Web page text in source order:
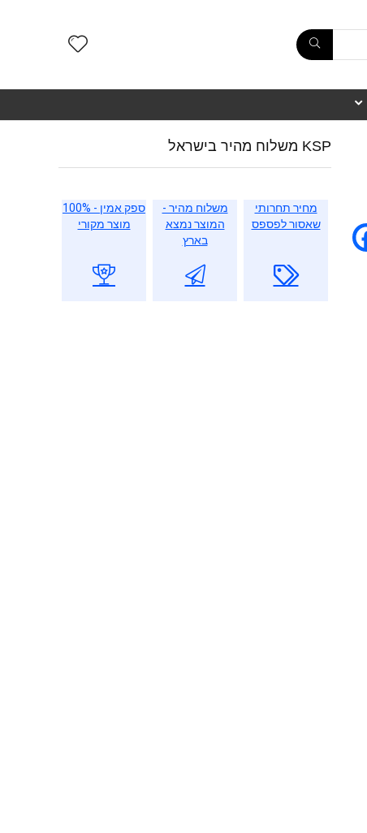
KSP משלוח מהיר בישראל
מחיר תחרותי
שאסור לפספס
משלוח מהיר -
המוצר נמצא
בארץ
ספק אמין - 100%
מוצר מקורי